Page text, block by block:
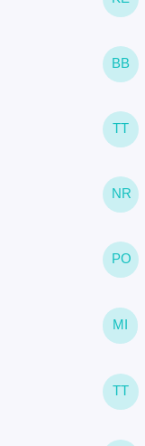
BB
TT
NR
PO
MI
TT